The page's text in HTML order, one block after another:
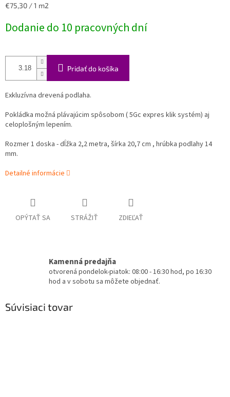
Jednotková
€75,30 / 1 m2
Dodanie do 10 pracovných dní
Pridať do košíka
Exkluzívna drevená podlaha.
Pokládka možná plávajúcim spôsobom ( 5Gc expres klik systém) aj
celoplošným lepením.
Rozmer 1 doska - dĺžka 2,2 metra, šírka 20,7 cm , hrúbka podlahy 14
mm.
Detailné informácie
OPÝTAŤ SA STRÁŽIŤ ZDIEĽAŤ
Kamenná predajňa
otvorená pondelok-piatok: 08:00 - 16:30 hod, po 16:30
hod a v sobotu sa môžete objednať.
Súvisiaci tovar